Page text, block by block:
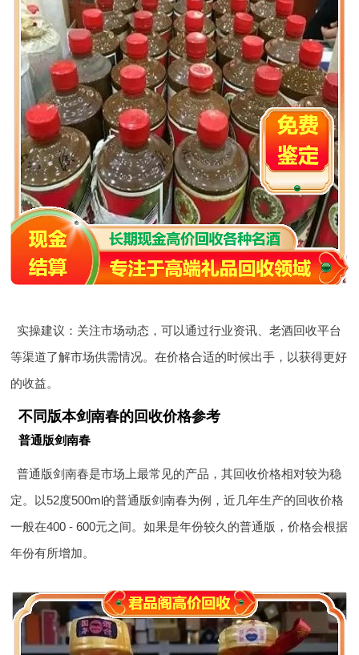
实操建议：关注市场动态，可以通过行业资讯、老酒回收平台
等渠道了解市场供需情况。在价格合适的时候出手，以获得更好
的收益。
不同版本剑南春的回收价格参考
普通版剑南春
普通版剑南春是市场上最常见的产品，其回收价格相对较为稳
定。以52度500ml的普通版剑南春为例，近几年生产的回收价格
一般在400 - 600元之间。如果是年份较久的普通版，价格会根据
年份有所增加。